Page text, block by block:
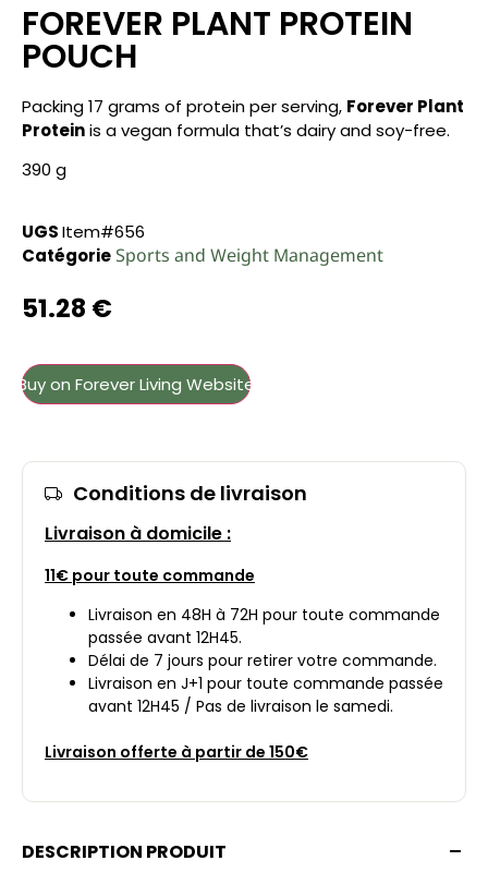
FOREVER PLANT PROTEIN
POUCH
Packing 17 grams of protein per serving, Forever Plant
Proteinis a vegan formula that’s dairy and soy-free.
390 g
UGSItem#656
Catégorie Sports and Weight Management
51.28 €
Buy on Forever Living Website
Conditions de livraison
Livraison à domicile :
11€ pour toute commande
Livraison en 48H à 72H pour toute commande
passée avant 12H45.
Délai de 7 jours pour retirer votre commande.
Livraison en J+1 pour toute commande passée
avant 12H45 / Pas de livraison le samedi.
Livraison offerte à partir de 150€
DESCRIPTION PRODUIT